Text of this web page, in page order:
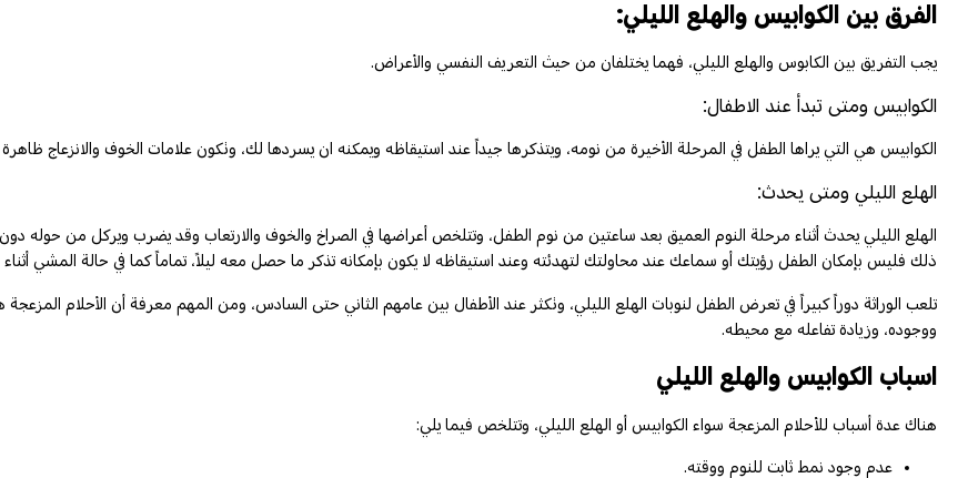
الفرق بين الكوابيس والهلع الليلي:
يجب التفريق بين الكابوس والهلع الليلي، فهما يختلفان من حيث التعريف النفسي والأعراض.
الكوابيس ومتى تبدأ عند الاطفال:
الكوابيس هي التي يراها الطفل في المرحلة الأخيرة من نومه، ويتذكرها جيداً عند استيقاظه ويمكنه ان يسردها لك، وتكون علامات الخوف والانزعاج ظاهرة
الهلع الليلي ومتى يحدث:
الهلع الليلي يحدث أثناء مرحلة النوم العميق بعد ساعتين من نوم الطفل، وتتلخص أعراضها في الصراخ والخوف والارتعاب وقد يضرب ويركل من حوله
ذلك فليس بإمكان الطفل رؤيتك أو سماعك عند محاولتك لتهدئته وعند استيقاظه لا يكون بإمكانه تذكر ما حصل معه ليلاً، تماماً كما في حالة المشي
تلعب الوراثة دوراً كبيراً في تعرض الطفل لنوبات الهلع الليلي، وتكثر عند الأطفال بين عامهم الثاني حتى السادس، ومن المهم معرفة أن الأحلام
ووجوده، وزيادة تفاعله مع محيطه.
اسباب الكوابيس والهلع الليلي
هناك عدة أسباب للأحلام المزعجة سواء الكوابيس أو الهلع الليلي، وتتلخص فيما يلي:
عدم وجود نمط ثابت للنوم ووقته.